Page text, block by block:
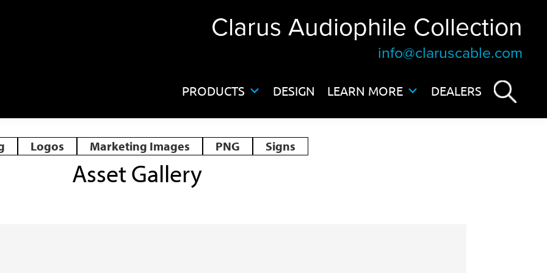
Clarus Audiophile Collection
info@claruscable.com
PRODUCTS DESIGN LEARN MORE DEALERS
Logos Marketing Images PNG Signs
Asset Gallery